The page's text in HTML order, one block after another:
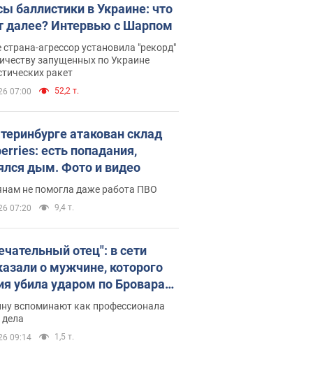
баллистики в Украине: что
далее? Интервью с Шарпом
агрессор установила "рекорд"
запущенных по Украине
ракет
07:00 52,2 т.
атакован склад
есть попадания,
дым. Фото и видео
не помогла даже работа ПВО
07:20 9,4 т.
отец": в сети
о мужчине, которого
убила ударом по Броварам.
вспоминают как профессионала
дела
09:14 1,5 т.